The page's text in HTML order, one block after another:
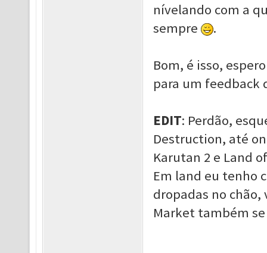
nívelando com a
sempre
.
Bom, é isso,
para um feedback
EDIT: Perdão,
Destruction, até
Karutan 2 e Land
Em land eu tenho
dropadas no
Market também